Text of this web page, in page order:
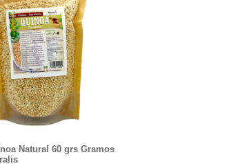
Natural 60 grs Gramos